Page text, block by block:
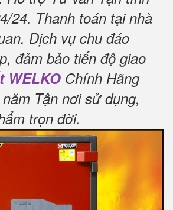
24. Thanh toán tại nhà
Dịch vụ chu đáo
đảm bảo tiến độ giao
WELKO Chính Hãng
Tận nơi sử dụng,
trọn đời.